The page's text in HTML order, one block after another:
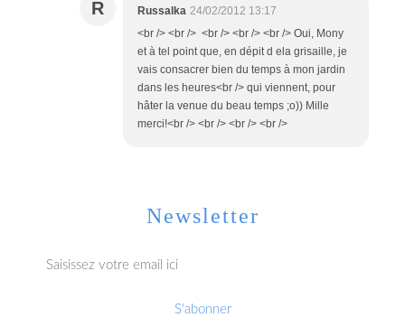
R Russalka 24/02/2012 13:17
<br /> <br /> <br /> <br /> <br /> Oui, Mony
et à tel point que, en dépit d ela grisaille, je
vais consacrer bien du temps à mon jardin
dans les heures<br /> qui viennent, pour
hâter la venue du beau temps ;o)) Mille
merci!<br /> <br /> <br /> <br />
Newsletter